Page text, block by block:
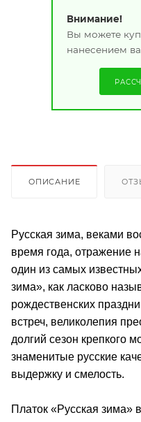
Внимание!
Вы можете
нанесением
ОПИСАНИЕ
Русская зима, веками
время года, отражение
один из самых
зима», как ласково
рождественских
встреч, великолепия
долгий сезон крепкого
знаменитые русские
выдержку и смелость.
Платок «Русская зима»